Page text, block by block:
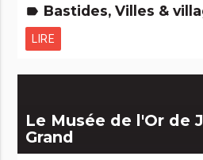
label Bastides, Villes & villages Musées & Collections
LIRE
Le Musée de l'Or de
Grand